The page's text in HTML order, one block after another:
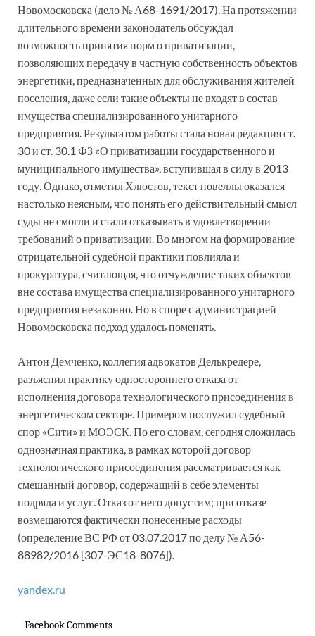
Новомосковска (дело № А68-1691/2017). На протяжении
длительного времени законодатель обсуждал
возможность принятия норм о приватизации,
позволяющих передачу в частную собственность объектов
энергетики, предназначенных для обслуживания жителей
поселения, даже если такие объекты не входят в состав
имущества специализированного унитарного
предприятия. Результатом работы стала новая редакция ст.
30 и ст. 30.1 ФЗ «О приватизации государственного и
муниципального имущества», вступившая в силу в 2013
году. Однако, отметил Хлюстов, текст новеллы оказался
настолько неясным, что понять его действительный смысл
суды не смогли и стали отказывать в удовлетворении
требований о приватизации. Во многом на формирование
отрицательной судебной практики повлияла и
прокуратура, считающая, что отчуждение таких объектов
вне состава имущества специализированного унитарного
предприятия незаконно. Но в споре с администрацией
Новомосковска подход удалось поменять.
Антон Демченко, коллегия адвокатов Делькредере,
разъяснил практику одностороннего отказа от
исполнения договора технологического присоединения в
энергетическом секторе. Примером послужил судебный
спор «Сити» и МОЭСК. По его словам, сегодня сложилась
однозначная практика, в рамках которой договор
технологического присоединения рассматривается как
смешанный договор, содержащий в себе элементы
подряда и услуг. Отказ от него допустим; при отказе
возмещаются фактически понесенные расходы
(определение ВС РФ от 03.07.2017 по делу № А56-
88982/2016 [307-ЭС18-8076]).
yandex.ru
Facebook Comments